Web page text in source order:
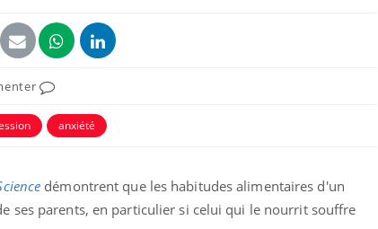
anxiété
démontrent que les habitudes alimentaires d'un
ses parents, en particulier si celui qui le nourrit souffre